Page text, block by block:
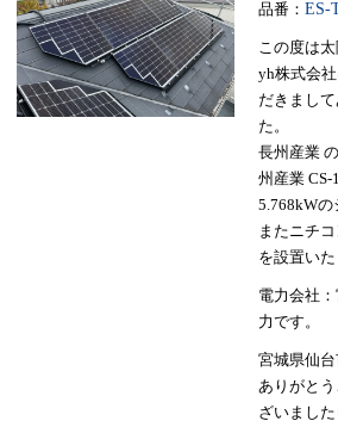
品番： ES-
この度は
yh株式会
だきまし
た。
長州産業
州産業 CS-
5.768kWの
またニチ
を設置いた
電力会社
力です。
宮城県仙
ありがと
ざいまし